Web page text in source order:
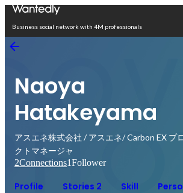
Business social network with 4M professionals
Naoya
Hatakeyama
アスエネ株式会社 / アスエネ/ Carbon EX プ
クトマネージャ
2Connections1Follower
Profile Stories 2 Skill